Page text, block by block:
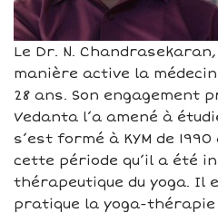
Le Dr. N. Chandrasekaran,
manière active la
28 ans. Son engagement
Vedanta l’a amené à
s’est formé à KYM de
cette période qu’il a été
thérapeutique du yoga. Il
pratique la yoga-thérapie